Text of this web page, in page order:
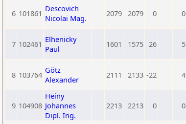
6 101861 Descovich
Nicolai Mag.
2079 2079 0 0
7 102461 Elhenicky
Paul
1601 1575 26 5
8 103764 Götz
Alexander
2111 2133 -22 4
9 104908
Heiny
Johannes
Dipl. Ing.
2213 2213 0 0